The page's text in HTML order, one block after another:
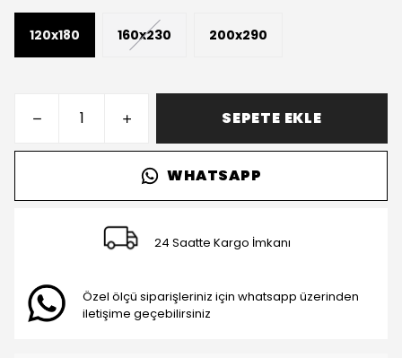
120x180 160x230 200x290
SEPETE EKLE
WHATSAPP
24 Saatte Kargo İmkanı
Özel ölçü siparişleriniz için whatsapp üzerinden
iletişime geçebilirsiniz